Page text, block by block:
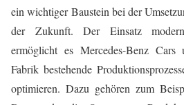
ein wichtiger Baustein bei der
der Zukunft. Der Einsatz
ermöglicht es Mercedes-Benz
Fabrik bestehende
optimieren. Dazu gehören zum